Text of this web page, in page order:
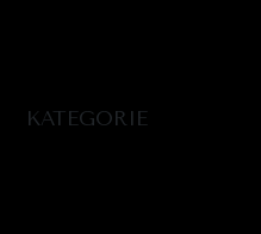
KATEGORIE